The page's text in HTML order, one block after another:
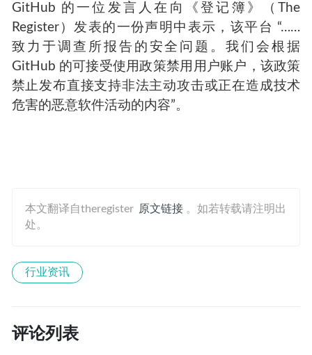
GitHub 的一位发言人在向《登记簿》（The
Register）发表的一份声明中表示，该平台 “……
致力于调查所报告的安全问题。我们会根据
GitHub 的可接受使用政策禁用用户账户，该政策
禁止发布直接支持非法主动攻击或正在造成技术
危害的恶意软件活动的内容”。
本文翻译自theregister 原文链接 。如若转载请注明出
处。
行业资讯
评论列表